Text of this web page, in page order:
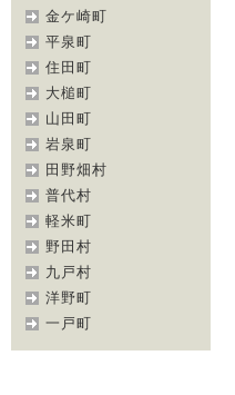
金ケ崎町
平泉町
住田町
大槌町
山田町
岩泉町
田野畑村
普代村
軽米町
野田村
九戸村
洋野町
一戸町